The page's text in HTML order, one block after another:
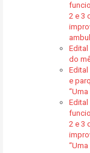
2 e 3
Edital
do
Edital
e
Edital
2 e 3